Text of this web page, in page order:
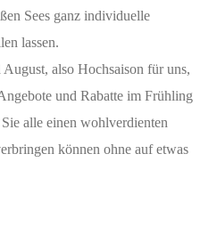
Sees ganz individuelle
lassen.
also Hochsaison für uns,
und Rabatte im Frühling
alle einen wohlverdienten
können ohne auf etwas